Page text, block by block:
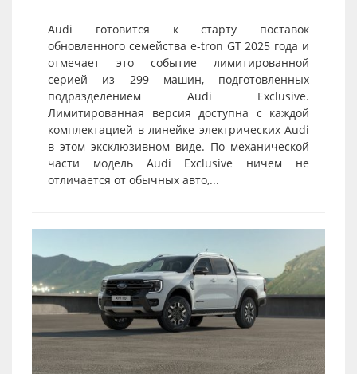
Audi готовится к старту поставок
обновленного семейства e-tron GT 2025 года и
отмечает это событие лимитированной
серией из 299 машин, подготовленных
подразделением Audi Exclusive.
Лимитированная версия доступна с каждой
комплектацией в линейке электрических Audi
в этом эксклюзивном виде. По механической
части модель Audi Exclusive ничем не
отличается от обычных авто,...